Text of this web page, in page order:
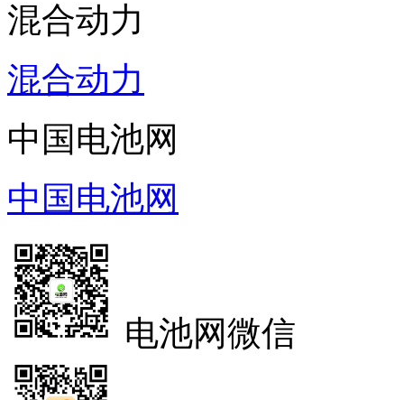
混合动力
混合动力
中国电池网
中国电池网
电池网微信